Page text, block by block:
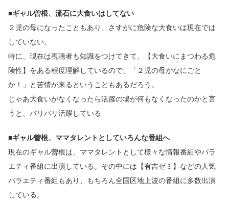
■ギャル曽根、流石に大食いはしてない
２児の母になったこともあり、さすがに危険な大食いは現在では
していない。
特に、現在は視聴者も知識をつけてきて、【大食いにまつわる危
険性】をある程度理解しているので、「２児の母がなにごと
か！」と苦情が来るということもあるだろう。
じゃあ大食いがなくなったら活躍の場が何もなくなったのかと言
うと、バリバリ活躍している
■ギャル曽根、ママタレントとしていろんな番組へ
現在のギャル曽根は、ママタレントとして様々な情報番組やバラ
エティ番組に出演している。その中には【有吉ゼミ】などの人気
バラエティ番組もあり、もちろん全国区地上波の番組に多数出演
している。